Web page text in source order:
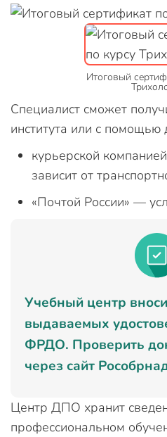
Итоговый
Специалист сможет
института или с помощью
курьерской
зависит от
«Почтой России» —
Учебный центр
выдаваемых
ФРДО. Проверить
через сайт
Центр ДПО хранит
профессиональном